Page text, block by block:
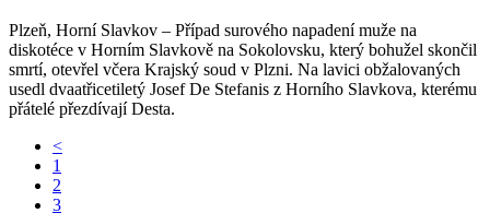
Plzeň, Horní Slavkov – Případ surového napadení muže na
diskotéce v Horním Slavkově na Sokolovsku, který bohužel skončil
smrtí, otevřel včera Krajský soud v Plzni. Na lavici obžalovaných
usedl dvaatřicetiletý Josef De Stefanis z Horního Slavkova, kterému
přátelé přezdívají Desta.
<
1
2
3